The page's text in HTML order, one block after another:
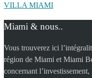
VILLA MIAMI
Miami & nous..
Vous trouverez ici
région de Miami et Miami
concernant